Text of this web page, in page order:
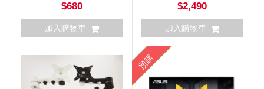
$680
加入購物車
$2,490
加入購物車
預購